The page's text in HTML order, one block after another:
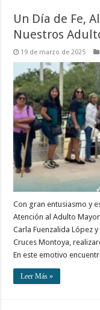
Un Día de Fe,
Nuestros
19 de marzo de 2025
Con gran entusiasmo y
Atención al Adulto
Carla Fuenzalida López
Cruces Montoya,
En este emotivo
Leer Más »